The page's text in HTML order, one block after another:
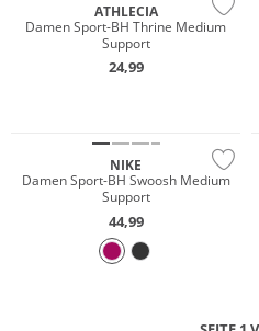
ATHLECIA
Damen Sport-BH Thrine Medium
Support
24,99
NIKE
Damen Sport-BH Swoosh Medium
Support
44,99